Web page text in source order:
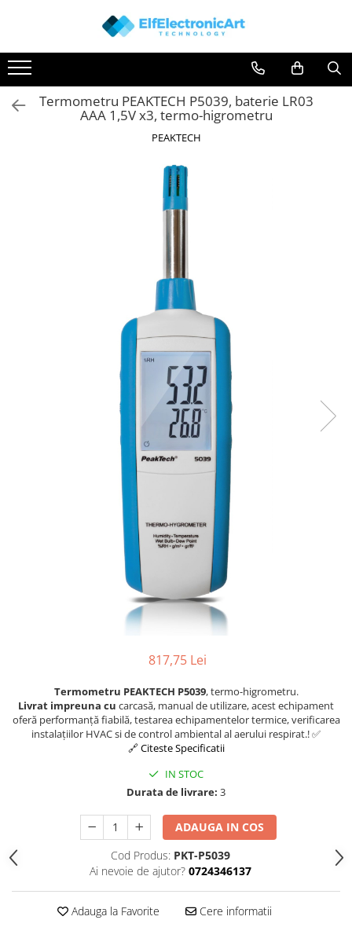
Toate Produsele
Audio
Auto
Instrumente de masura si control
Osciloscoape AXIOMET
Osciloscoape B&K PRECISION
Osciloscoape GW INSTEK
Osciloscoape HANTEK
Osciloscoape KEYSIGHT
Osciloscoape OWON
Osciloscoape Peaktech
Osciloscoape ROHDE & SCHWARZ
Osciloscoape TELEDYNE LECROY
Termometru PEAKTECH P5039, baterie LR03
AAA 1,5V x3, termo-higrometru
PEAKTECH
817,75 Lei
Termometru PEAKTECH P5039, termo-higrometru.
Livrat impreuna cu carcasă, manual de utilizare, acest echipament
oferă performanță fiabilă, testarea echipamentelor termice, verificarea
instalațiilor HVAC si de control ambiental al aerului respirat.! ✅
🔗 Citeste Specificatii
IN STOC
Durata de livrare: 3
ADAUGA IN COS
Cod Produs: PKT-P5039
Ai nevoie de ajutor? 0724346137
Adauga la Favorite Cere informatii